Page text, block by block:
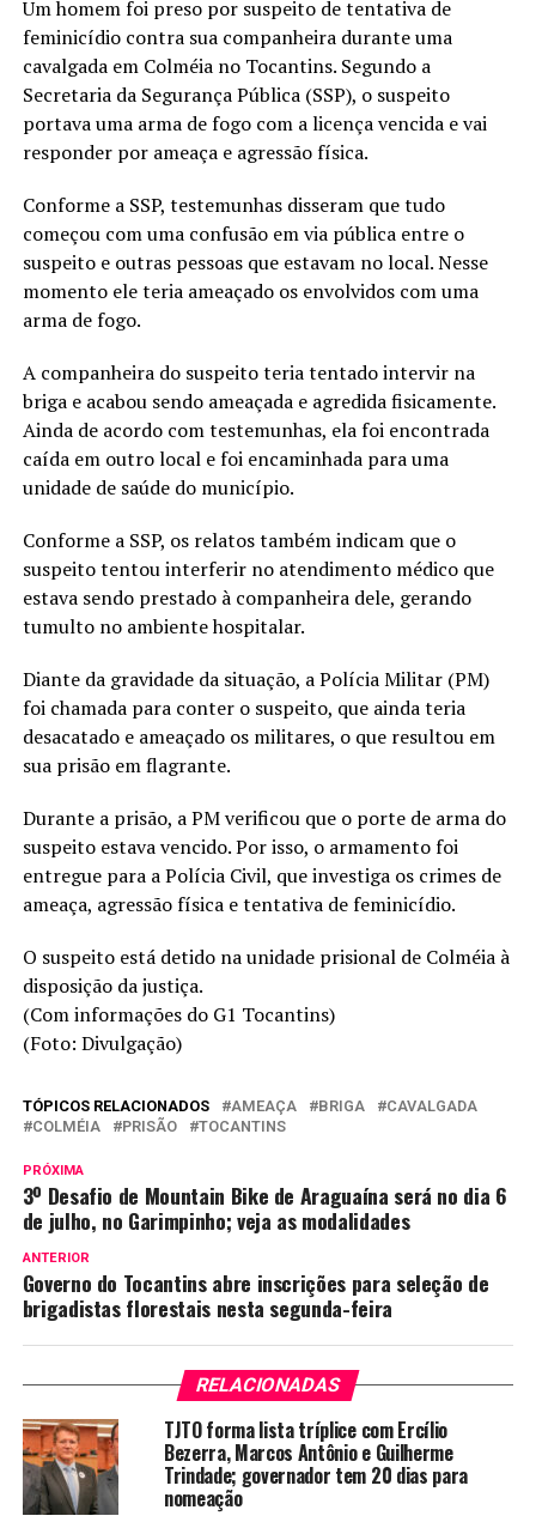
Um homem foi preso por suspeito de tentativa de
feminicídio contra sua companheira durante uma
cavalgada em Colméia no Tocantins. Segundo a
Secretaria da Segurança Pública (SSP), o suspeito
portava uma arma de fogo com a licença vencida e vai
responder por ameaça e agressão física.
Conforme a SSP, testemunhas disseram que tudo
começou com uma confusão em via pública entre o
suspeito e outras pessoas que estavam no local. Nesse
momento ele teria ameaçado os envolvidos com uma
arma de fogo.
A companheira do suspeito teria tentado intervir na
briga e acabou sendo ameaçada e agredida fisicamente.
Ainda de acordo com testemunhas, ela foi encontrada
caída em outro local e foi encaminhada para uma
unidade de saúde do município.
Conforme a SSP, os relatos também indicam que o
suspeito tentou interferir no atendimento médico que
estava sendo prestado à companheira dele, gerando
tumulto no ambiente hospitalar.
Diante da gravidade da situação, a Polícia Militar (PM)
foi chamada para conter o suspeito, que ainda teria
desacatado e ameaçado os militares, o que resultou em
sua prisão em flagrante.
Durante a prisão, a PM verificou que o porte de arma do
suspeito estava vencido. Por isso, o armamento foi
entregue para a Polícia Civil, que investiga os crimes de
ameaça, agressão física e tentativa de feminicídio.
O suspeito está detido na unidade prisional de Colméia à
disposição da justiça.
(Com informações do G1 Tocantins)
(Foto: Divulgação)
TÓPICOS RELACIONADOS AMEAÇA BRIGA
CAVALGADA
COLMÉIA
PRISÃO TOCANTINS
PRÓXIMA
3º Desafio de Mountain Bike de Araguaína será no dia 6
de julho, no Garimpinho; veja as modalidades
ANTERIOR
Governo do Tocantins abre inscrições para seleção de
brigadistas florestais nesta segunda-feira
RELACIONADAS
TJTO forma lista tríplice com Ercílio
Bezerra, Marcos Antônio e Guilherme
Trindade; governador tem 20 dias para
nomeação